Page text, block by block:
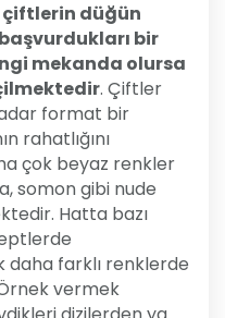
çiftlerin düğün
bir
mekanda olursa
. Çiftler
format bir
rahatlığını
çok beyaz renkler
somon gibi nude
Hatta bazı
daha farklı renklerde
vermek